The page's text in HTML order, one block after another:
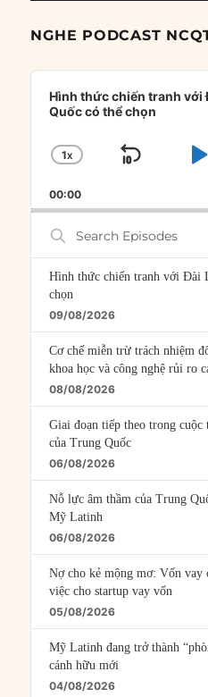
NGHE PODCAST
Audio
Player
Hình thức chiến tranh với
Quốc có thể chọn
CHANGE
RATE
1X
SKIP
00:00
Search
Episodes
Hình thức chiến tranh với Đài
chọn
09/08/2026
Cơ chế miễn trừ trách nhiệm
khoa học và công nghệ rủi ro
08/08/2026
Giai đoạn tiếp theo trong cuộc
của Trung Quốc
06/08/2026
Nỗ lực âm thầm của Trung
Mỹ Latinh
06/08/2026
Nợ cho kẻ mộng mơ: Vốn vay
việc cho startup vay vốn
05/08/2026
Mỹ Latinh đang trở thành
cánh hữu mới
04/08/2026